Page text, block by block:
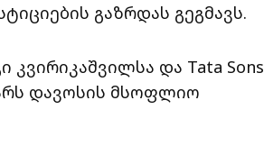
გაზრდას გეგმავს.
და Tata Sons
დავოსის მსოფლიო